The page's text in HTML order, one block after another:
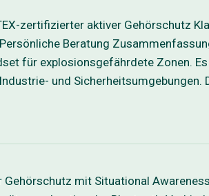
zertifizierter aktiver Gehörschutz
Beratung
für explosionsgefährdete Zonen.
und Sicherheitsumgebungen.
mit Situational